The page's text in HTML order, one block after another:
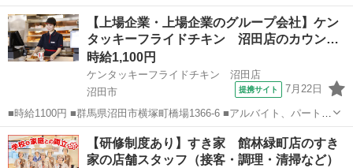
歴書不要、未経験歓迎、大学生歓迎、主婦・主夫歓迎、フリーター歓
迎、ミドル（40代～）活躍中、エルダー（50代～）活躍中、シニア
（60代～）活躍中...
群馬 太田市 ファーストフード
【上場企業・上場企業のグループ会社】ケン
タッキーフライドチキン 沼田店のカウン…
時給1,100円
ケンタッキーフライドチキン 沼田店
沼田市
提携サイト 7月22日
■時給1100円 ■群馬県沼田市横塚町橋場1366-6 ■アルバイト、パート ■
未経験歓迎、高校生OK、フリーター歓迎、ミドル（40代～）活躍中、
エルダー（50代～）活躍中、シニア（60代～）活躍中、ボーナス・賞
与あり、昇給...
群馬 沼田市 ファーストフード
【研修制度あり】すき家 館林緑町店のすき
家の店舗スタッフ（接客・調理・清掃など）